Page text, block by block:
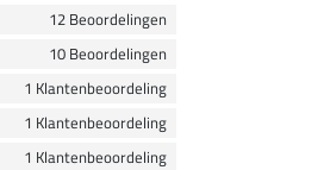
12 Beoordelingen
10 Beoordelingen
1 Klantenbeoordeling
1 Klantenbeoordeling
1 Klantenbeoordeling